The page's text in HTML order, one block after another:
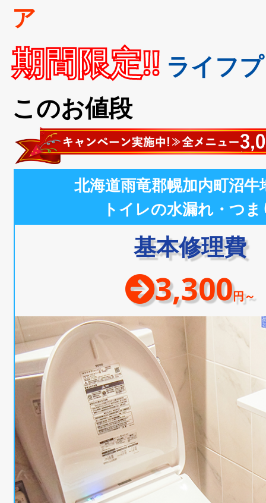
ア
期間限定!! ライフ
このお値段
北海道雨竜郡幌加内町沼牛
トイレの水漏れ・つま
基本修理費
3,300円～